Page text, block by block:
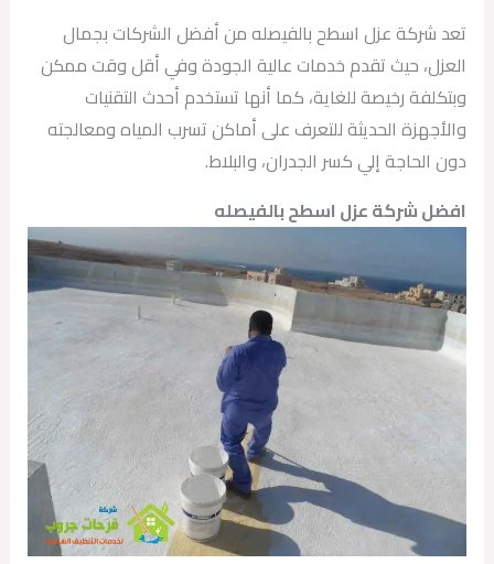
تعد شركة عزل اسطح بالفيصله من أفضل الشركات بجمال
العزل، حيث تقدم خدمات عالية الجودة وفي أقل وقت ممكن
وبتكلفة رخيصة للغاية، كما أنها تستخدم أحدث التقنيات
والأجهزة الحديثة للتعرف على أماكن تسرب المياه ومعالجته
دون الحاجة إلي كسر الجدران، والبلاط.
افضل شركة عزل اسطح بالفيصله